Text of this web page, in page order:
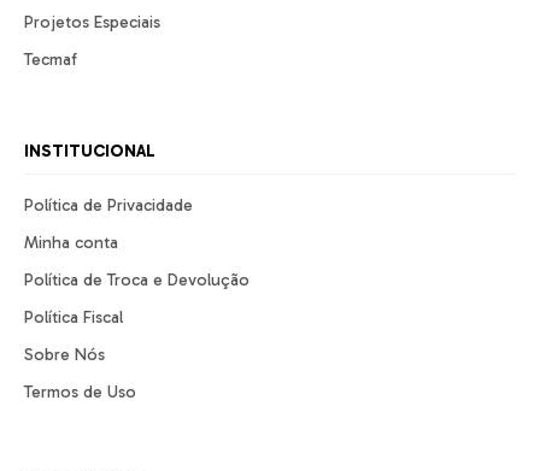
Projetos Especiais
Tecmaf
INSTITUCIONAL
Política de Privacidade
Minha conta
Política de Troca e Devolução
Política Fiscal
Sobre Nós
Termos de Uso